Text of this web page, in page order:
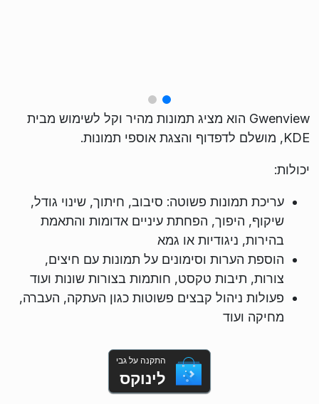
Gwenview הוא מציג תמונות מהיר וקל לשימוש מבית
KDE, מושלם לדפדוף והצגת אוספי תמונות.
יכולות:
עריכת תמונות פשוטה: סיבוב, חיתוך, שינוי גודל,
שיקוף, היפוך, הפחתת עיניים אדומות והתאמת
בהירות, ניגודיות או גמא
הוספת הערות וסימונים על תמונות עם חיצים,
צורות, תיבות טקסט, חותמות בצורות שונות ועוד
פעולות ניהול קבצים פשוטות כגון העתקה, העברה,
מחיקה ועוד
התקנה על גבי
לינוקס